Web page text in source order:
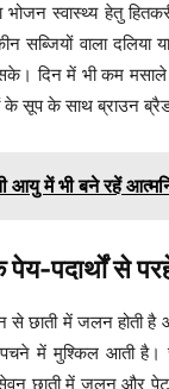
स्वास्थ्य हेतु
सब्जियों वाला दलिया
दिन में भी कम मसाले
के सूप के साथ ब्राउन
आयु में भी बने रहें
पेय-पदार्थों से
छाती में जलन होती है
में मुश्किल आती है।
छाती में जलन और पेट